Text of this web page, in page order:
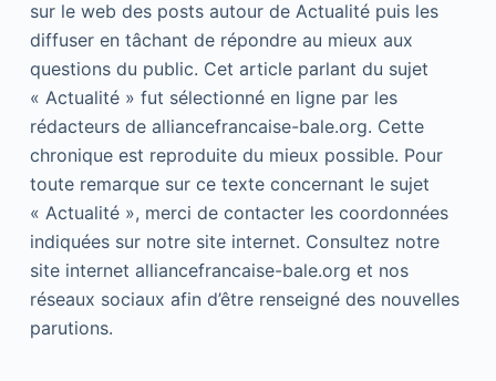
sur le web des posts autour de Actualité puis les
diffuser en tâchant de répondre au mieux aux
questions du public. Cet article parlant du sujet
« Actualité » fut sélectionné en ligne par les
rédacteurs de alliancefrancaise-bale.org. Cette
chronique est reproduite du mieux possible. Pour
toute remarque sur ce texte concernant le sujet
« Actualité », merci de contacter les coordonnées
indiquées sur notre site internet. Consultez notre
site internet alliancefrancaise-bale.org et nos
réseaux sociaux afin d’être renseigné des nouvelles
parutions.